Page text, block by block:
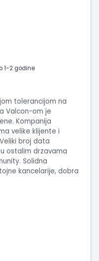
1-2 godine
tolerancijom na
Valcon-om je
Kompanija
velike klijente i
broj data
ostalim drzavama
Solidna
kancelarije, dobra